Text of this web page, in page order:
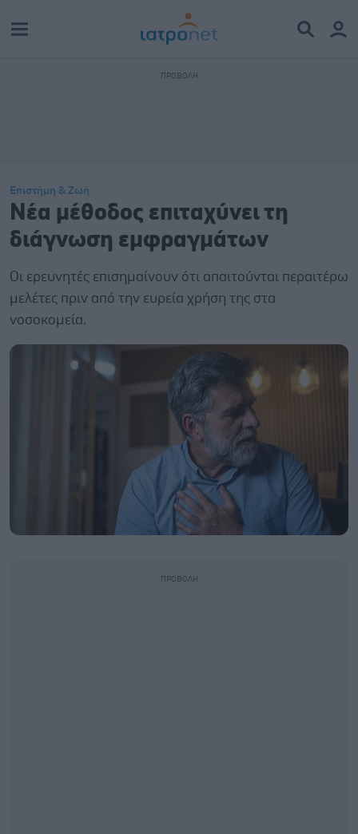
Επιστήμη & Ζωή
Νέα μέθοδος επιταχύνει τη
διάγνωση εμφραγμάτων
Οι ερευνητές επισημαίνουν ότι απαιτούνται περαιτέρω
μελέτες πριν από την ευρεία χρήση της στα
νοσοκομεία.